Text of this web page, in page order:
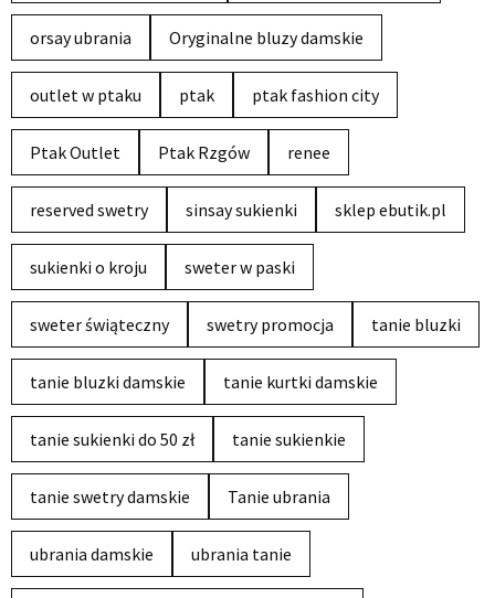
orsay ubrania Oryginalne bluzy damskie
outlet w ptaku ptak ptak fashion city
Ptak Outlet Ptak Rzgów renee
reserved swetry sinsay sukienki sklep ebutik.pl
sukienki o kroju sweter w paski
sweter świąteczny swetry promocja tanie bluzki
tanie bluzki damskie tanie kurtki damskie
tanie sukienki do 50 zł tanie sukienkie
tanie swetry damskie Tanie ubrania
ubrania damskie ubrania tanie